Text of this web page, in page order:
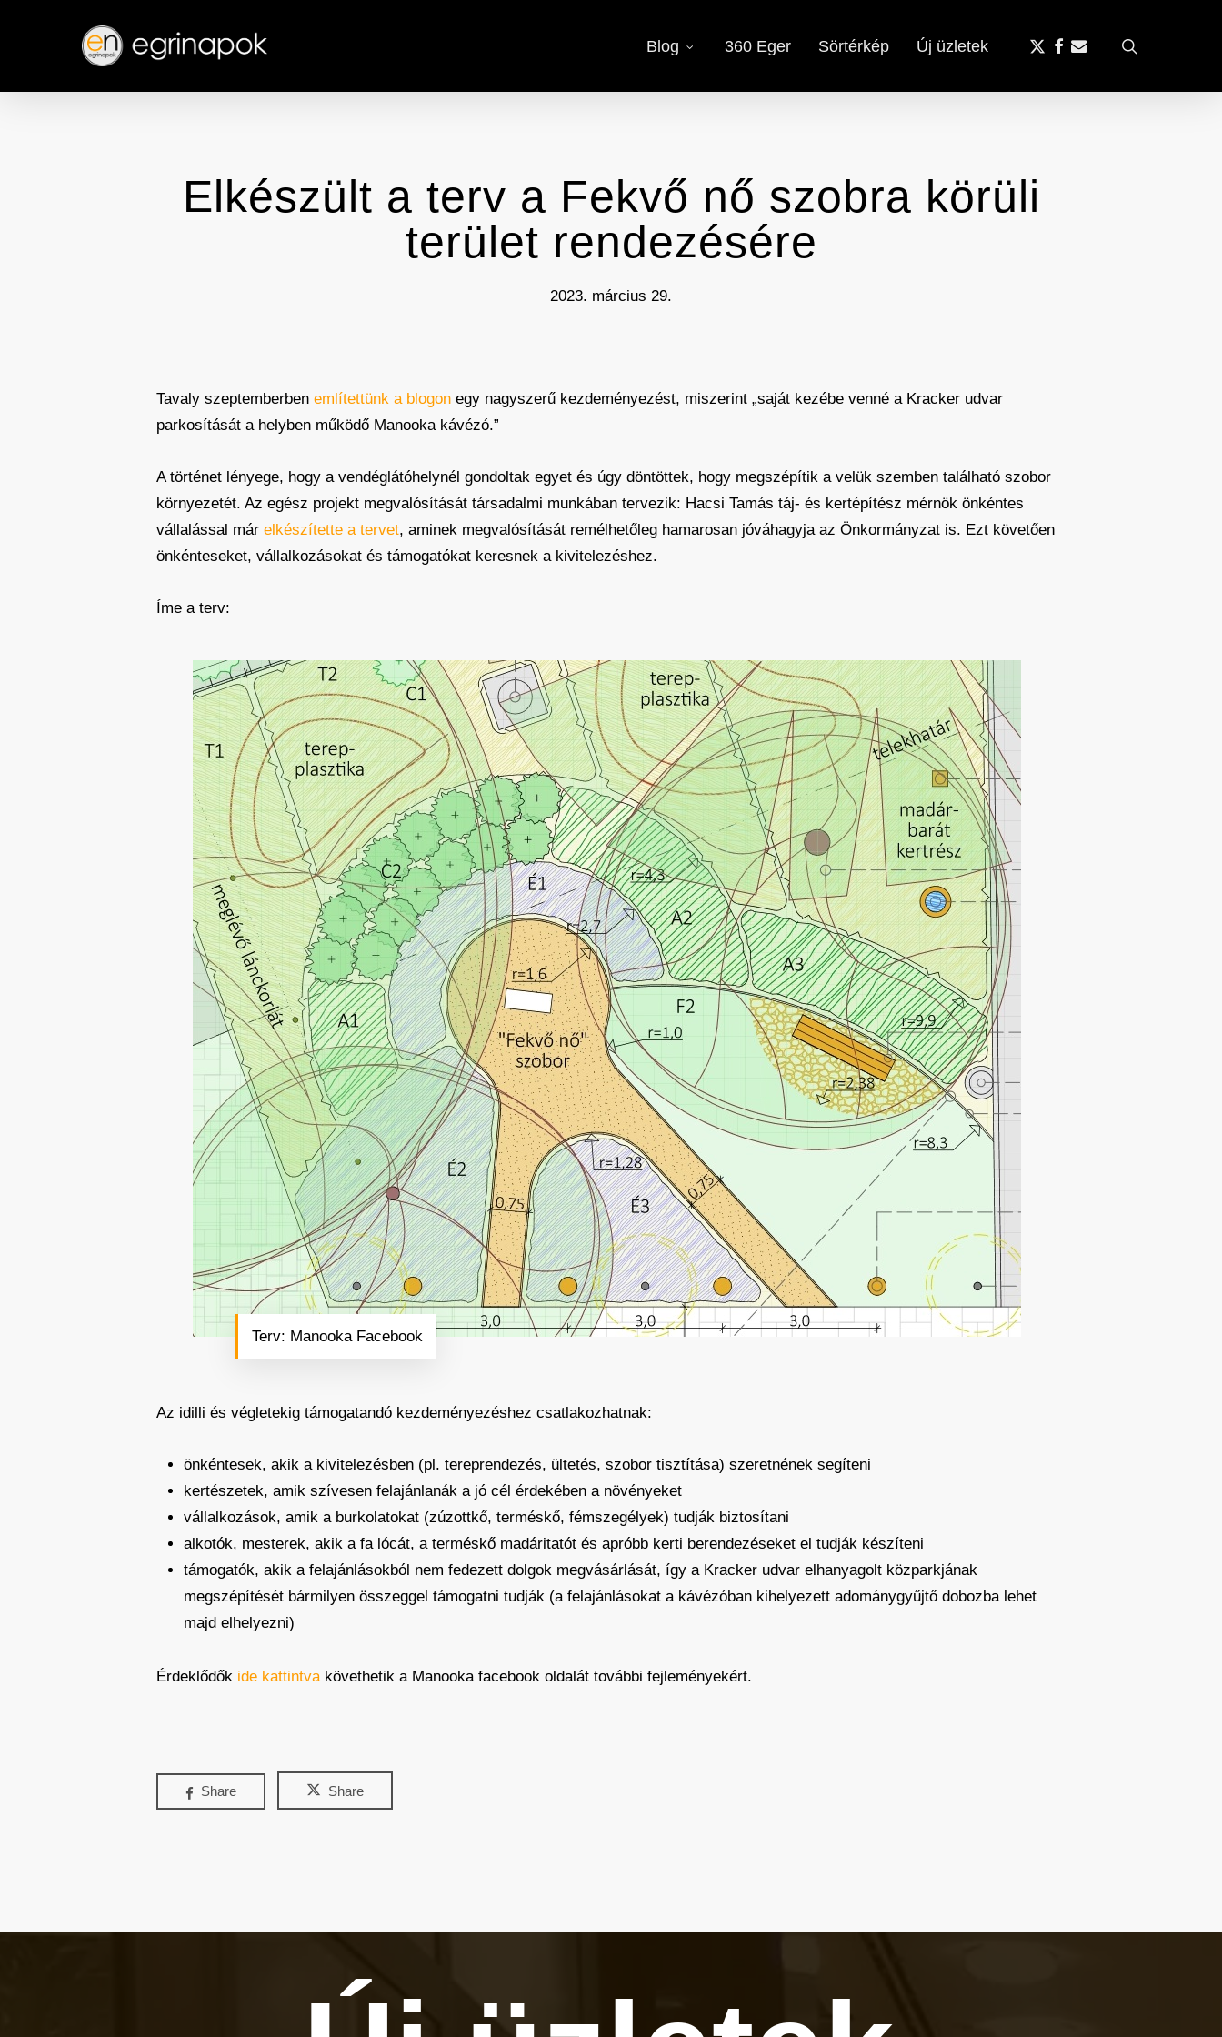
content
Blog 360 Eger Sörtérkép Új üzletek
x-
facebook
email
Elkészült a terv a Fekvő nő szobra körüli
terület rendezésére
2023. március 29.
Tavaly szeptemberben említettünk a blogon egy nagyszerű kezdeményezést, miszerint „saját kezébe venné a Kracker udvar
parkosítását a helyben működő Manooka kávézó.”
A történet lényege, hogy a vendéglátóhelynél gondoltak egyet és úgy döntöttek, hogy megszépítik a velük szemben található szobor
környezetét. Az egész projekt megvalósítását társadalmi munkában tervezik: Hacsi Tamás táj- és kertépítész mérnök önkéntes
vállalással már elkészítette a tervet, aminek megvalósítását remélhetőleg hamarosan jóváhagyja az Önkormányzat is. Ezt követően
önkénteseket, vállalkozásokat és támogatókat keresnek a kivitelezéshez.
Íme a terv:
Terv: Manooka Facebook
Az idilli és végletekig támogatandó kezdeményezéshez csatlakozhatnak:
önkéntesek, akik a kivitelezésben (pl. tereprendezés, ültetés, szobor tisztítása) szeretnének segíteni
kertészetek, amik szívesen felajánlanák a jó cél érdekében a növényeket
vállalkozások, amik a burkolatokat (zúzottkő, terméskő, fémszegélyek) tudják biztosítani
alkotók, mesterek, akik a fa lócát, a terméskő madáritatót és apróbb kerti berendezéseket el tudják készíteni
támogatók, akik a felajánlásokból nem fedezett dolgok megvásárlását, így a Kracker udvar elhanyagolt közparkjának
megszépítését bármilyen összeggel támogatni tudják (a felajánlásokat a kávézóban kihelyezett adománygyűjtő dobozba lehet
majd elhelyezni)
Érdeklődők ide kattintvakövethetik a Manooka facebook oldalát további fejleményekért.
Share Share